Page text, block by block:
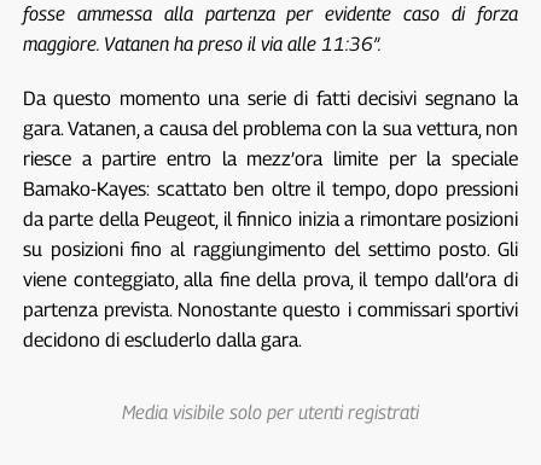
fosse ammessa alla partenza per evidente caso di forza
maggiore. Vatanen ha preso il via alle 11:36”.
Da questo momento una serie di fatti decisivi segnano la
gara. Vatanen, a causa del problema con la sua vettura, non
riesce a partire entro la mezz’ora limite per la speciale
Bamako-Kayes: scattato ben oltre il tempo, dopo pressioni
da parte della Peugeot, il finnico inizia a rimontare posizioni
su posizioni fino al raggiungimento del settimo posto. Gli
viene conteggiato, alla fine della prova, il tempo dall’ora di
partenza prevista. Nonostante questo i commissari sportivi
decidono di escluderlo dalla gara.
Media visibile solo per utenti registrati